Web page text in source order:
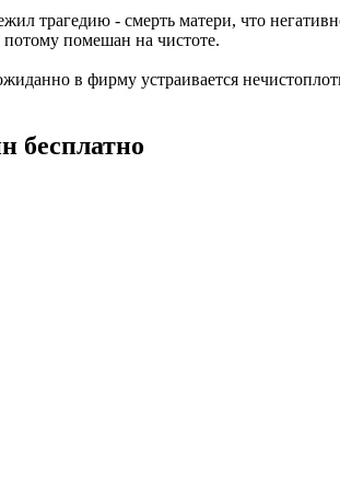
трагедию - смерть матери, что
помешан на чистоте.
в фирму устраивается
бесплатно